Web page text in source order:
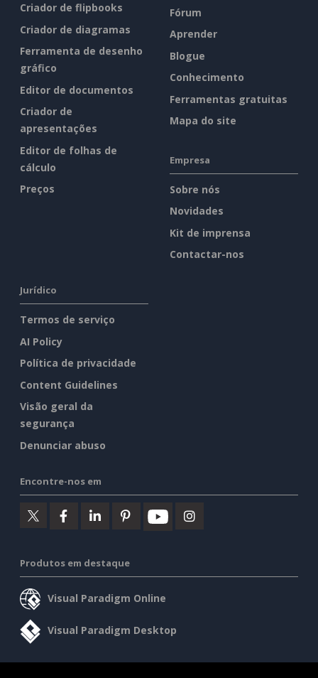
Criador de flipbooks
Criador de diagramas
Ferramenta de desenho
gráfico
Editor de documentos
Criador de
apresentações
Editor de folhas de
cálculo
Preços
Fórum
Aprender
Blogue
Conhecimento
Ferramentas gratuitas
Mapa do site
Empresa
Sobre nós
Novidades
Kit de imprensa
Contactar-nos
Jurídico
Termos de serviço
AI Policy
Política de privacidade
Content Guidelines
Visão geral da
segurança
Denunciar abuso
Encontre-nos em
Produtos em destaque
Visual Paradigm Online
Visual Paradigm Desktop